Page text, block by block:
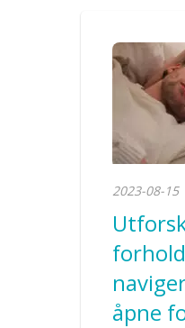
2023-08-15
åpne